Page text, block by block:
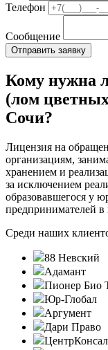
Телефон
Сообщение
Кому нужна
(лом
Сочи?
Лицензия на
организациям,
хранением и
за исключением
образовавшегося у
предпринимателей в
Среди наших
88 Невский
Адамант
Пионер Био
Юр-Глобал
Аргумент
Дари Право